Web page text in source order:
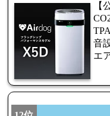
【
音
エ